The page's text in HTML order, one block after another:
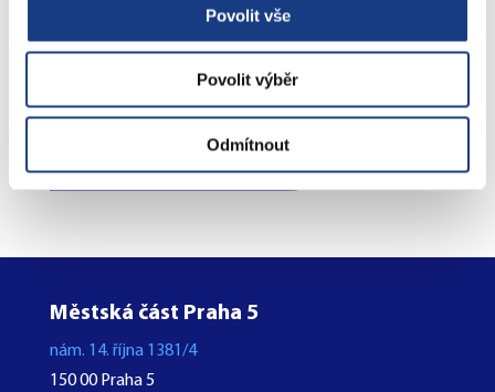
Povolit vše
Povolit výběr
Odmítnout
Objednejte se na úřad
Městská část Praha 5
nám. 14. října 1381/4
150 00 Praha 5